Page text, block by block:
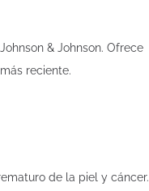
& Johnson. Ofrece
reciente.
de la piel y cáncer.